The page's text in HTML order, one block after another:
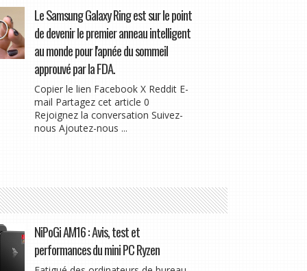
Le Samsung Galaxy Ring est sur le point
de devenir le premier anneau intelligent
au monde pour l'apnée du sommeil
approuvé par la FDA.
Copier le lien Facebook X Reddit E-
mail Partagez cet article 0
Rejoignez la conversation Suivez-
nous Ajoutez-nous ...
NiPoGi AM16 : Avis, test et
performances du mini PC Ryzen